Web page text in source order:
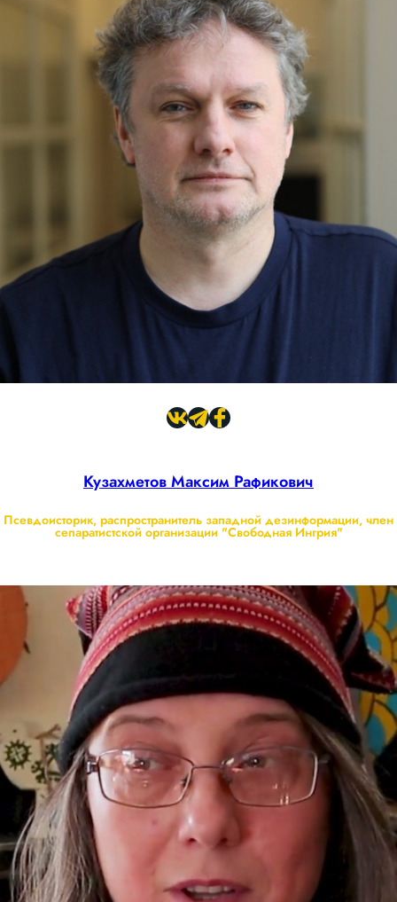
Кузахметов Максим Рафикович
Псевдоисторик, распространитель западной дезинформации, член
сепаратистской организации "Свободная Ингрия"